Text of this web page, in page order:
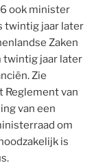
ook minister
twintig jaar later
Zaken
twintig jaar later
Zie
Reglement van
van een
om
is